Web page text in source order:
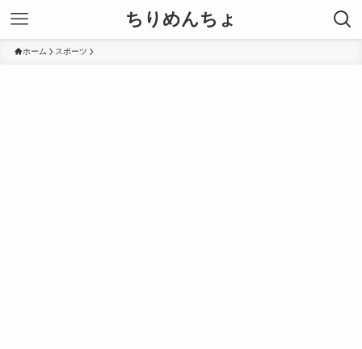
ちりめんちょ
ホーム スポーツ